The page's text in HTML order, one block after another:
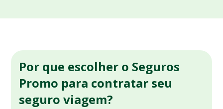
Por que escolher o Seguros
Promo para contratar seu
seguro viagem?